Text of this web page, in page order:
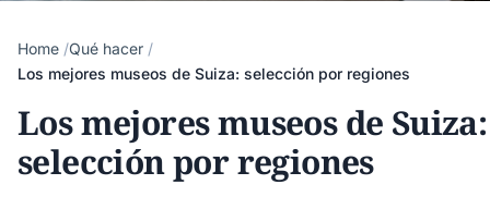
Home Qué hacer
Los mejores museos de Suiza: selección por regiones
Los mejores museos de Suiza:
selección por regiones